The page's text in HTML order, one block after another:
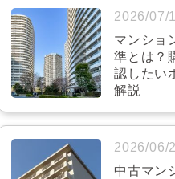
2026/07/
マンショ
準とは？
認したい
解説
2026/06/
中古マン